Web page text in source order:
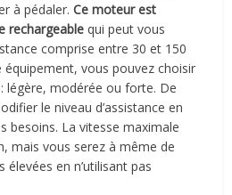
à pédaler.Ce moteur est
rechargeable qui peut vous
comprise entre 30 et 150
vous pouvez choisir
légère, modérée ou forte. De
le niveau d’assistance en
besoins. La vitesse maximale
mais vous serez à même de
en n’utilisant pas